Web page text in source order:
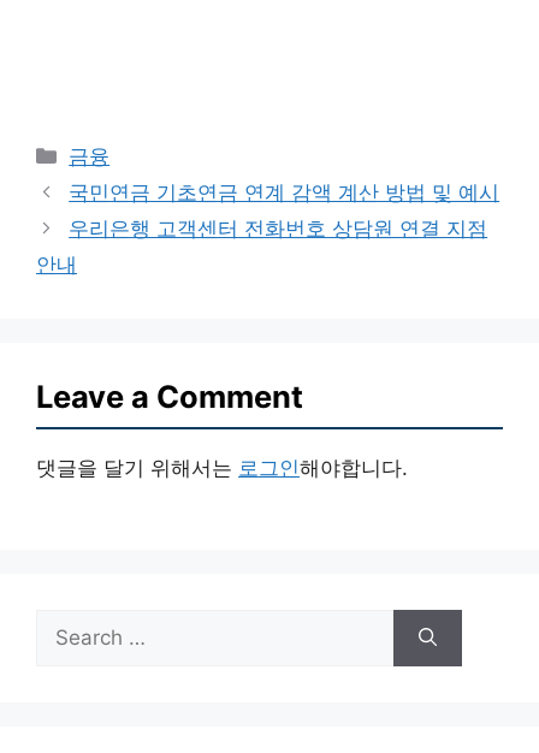
Categories
금융
국민연금 기초연금 연계 감액 계산 방법 및 예시
우리은행 고객센터 전화번호 상담원 연결 지점
안내
Leave a Comment
댓글을 달기 위해서는 로그인해야합니다.
Search
for: